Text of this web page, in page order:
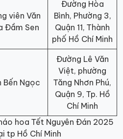
viên Văn
Đầm Sen
Đường Hòa
Bình, Phường 3,
Quận 11, Thành
phố Hồ Chí Minh
Bến Ngọc
Đường Lê Văn
Việt, phường
Tăng Nhơn Phú,
Quận 9, Tp. Hồ
Chí Minh
hoa Tết Nguyên Đán 2025
tp Hồ Chí Minh